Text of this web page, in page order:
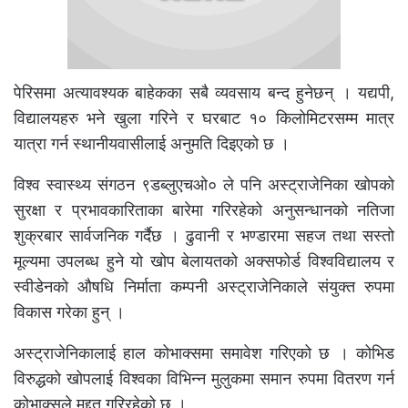
पेरिसमा अत्यावश्यक बाहेकका सबै व्यवसाय बन्द हुनेछन् । यद्यपी,
विद्यालयहरु भने खुला गरिने र घरबाट १० किलोमिटरसम्म मात्र
यात्रा गर्न स्थानीयवासीलाई अनुमति दिइएको छ ।
विश्व स्वास्थ्य संगठन ९डब्लुएचओ० ले पनि अस्ट्राजेनिका खोपको
सुरक्षा र प्रभावकारिताका बारेमा गरिरहेको अनुसन्धानको नतिजा
शुक्रबार सार्वजनिक गर्दैछ । ढुवानी र भण्डारमा सहज तथा सस्तो
मूल्यमा उपलब्ध हुने यो खोप बेलायतको अक्सफोर्ड विश्वविद्यालय र
स्वीडेनको औषधि निर्माता कम्पनी अस्ट्राजेनिकाले संयुक्त रुपमा
विकास गरेका हुन् ।
अस्ट्राजेनिकालाई हाल कोभाक्समा समावेश गरिएको छ । कोभिड
विरुद्धको खोपलाई विश्वका विभिन्न मुलुकमा समान रुपमा वितरण गर्न